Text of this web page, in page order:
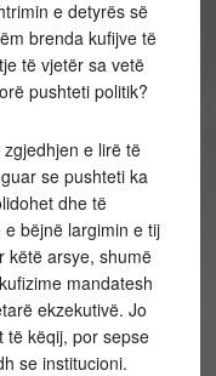
e detyrës së
brenda kufijve të
të vjetër sa vetë
pushteti politik?
e lirë të
se pushteti ka
dhe të
bëjnë largimin e tij
këtë arsye, shumë
mandatesh
ekzekutivë. Jo
të këqij, por sepse
se institucioni.